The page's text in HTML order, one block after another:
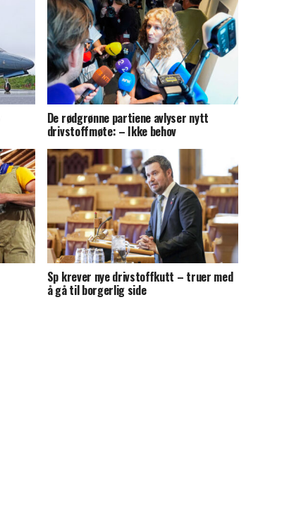
De rødgrønne partiene avlyser nytt
drivstoffmøte: – Ikke behov
Sp krever nye drivstoffkutt – truer med
å gå til borgerlig side